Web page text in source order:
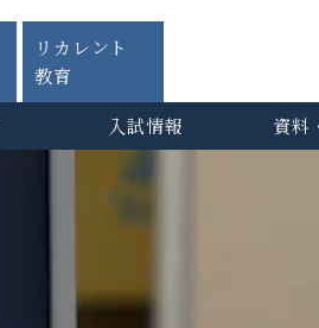
リカレント
教育
入試情報 資料